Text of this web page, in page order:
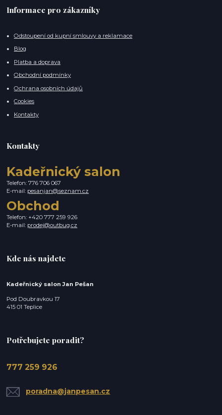
Informace pro zákazníky
Odstoupení od kupní smlouvy a reklamace
Blog
Platba a doprava
Obchodní podmínky
Ochrana osobních údajů
Cookies
Kontakty
Kontakty
Kadeřnický salon
Telefon: 776 706 067
E-mail: pesanjan@seznam.cz
Obchod
Telefon: +420 777 259 926
E-mail: prodej@outbug.cz
Kde nás najdete
Kadeřnický salon Jan Pešan
Pod Doubravkou 17
415 01 Teplice
Potřebujete poradit?
777 259 926
poradna@janpesan.cz